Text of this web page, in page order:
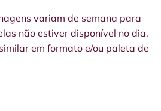
variam de semana para
não estiver disponível no dia,
em formato e/ou paleta de